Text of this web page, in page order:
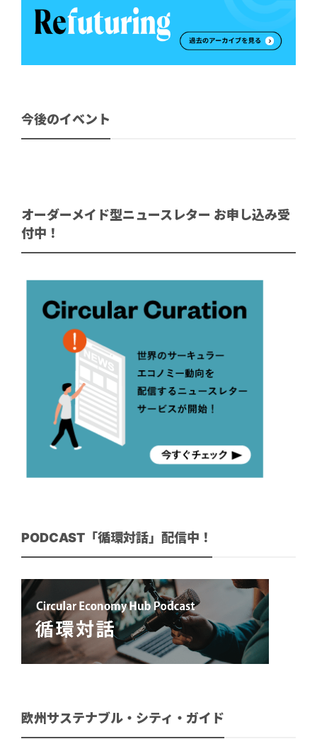
今後のイベント
オーダーメイド型ニュースレター お申し込み受
付中！
PODCAST「循環対話」配信中！
欧州サステナブル・シティ・ガイド